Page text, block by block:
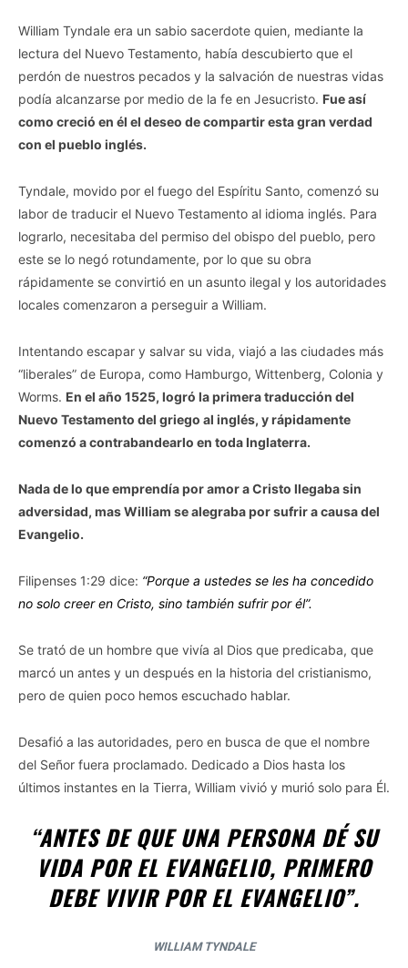
William Tyndale era un sabio sacerdote quien, mediante la
lectura del Nuevo Testamento, había descubierto que el
perdón de nuestros pecados y la salvación de nuestras vidas
podía alcanzarse por medio de la fe en Jesucristo. Fue así
como creció en él el deseo de compartir esta gran verdad
con el pueblo inglés.
Tyndale, movido por el fuego del Espíritu Santo, comenzó su
labor de traducir el Nuevo Testamento al idioma inglés. Para
lograrlo, necesitaba del permiso del obispo del pueblo, pero
este se lo negó rotundamente, por lo que su obra
rápidamente se convirtió en un asunto ilegal y los autoridades
locales comenzaron a perseguir a William.
Intentando escapar y salvar su vida, viajó a las ciudades más
“liberales” de Europa, como Hamburgo, Wittenberg, Colonia y
Worms. En el año 1525, logró la primera traducción del
Nuevo Testamento del griego al inglés, y rápidamente
comenzó a contrabandearlo en toda Inglaterra.
Nada de lo que emprendía por amor a Cristo llegaba sin
adversidad, mas William se alegraba por sufrir a causa del
Evangelio.
Filipenses 1:29 dice: “Porque a ustedes se les ha concedido
no solo creer en Cristo, sino también sufrir por él”.
Se trató de un hombre que vivía al Dios que predicaba, que
marcó un antes y un después en la historia del cristianismo,
pero de quien poco hemos escuchado hablar.
Desafió a las autoridades, pero en busca de que el nombre
del Señor fuera proclamado. Dedicado a Dios hasta los
últimos instantes en la Tierra, William vivió y murió solo para Él.
“ANTES DE QUE UNA PERSONA DÉ SU
VIDA POR EL EVANGELIO, PRIMERO
DEBE VIVIR POR EL EVANGELIO”.
WILLIAM TYNDALE